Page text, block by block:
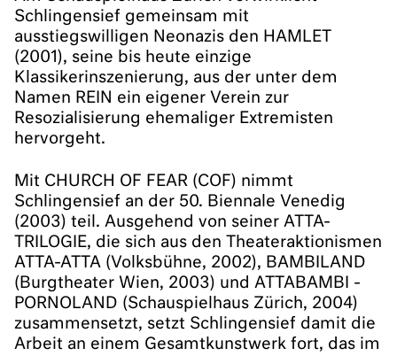
Schlingensief gemeinsam mit
ausstiegswilligen Neonazis den HAMLET
(2001), seine bis heute einzige
Klassikerinszenierung, aus der unter dem
Namen REIN ein eigener Verein zur
Resozialisierung ehemaliger Extremisten
hervorgeht.
Mit CHURCH OF FEAR (COF) nimmt
Schlingensief an der 50. Biennale Venedig
(2003) teil. Ausgehend von seiner ATTA-
TRILOGIE, die sich aus den Theateraktionismen
ATTA-ATTA (Volksbühne, 2002), BAMBILAND
(Burgtheater Wien, 2003) und ATTABAMBI -
PORNOLAND (Schauspielhaus Zürich, 2004)
zusammensetzt, setzt Schlingensief damit die
Arbeit an einem Gesamtkunstwerk fort, das im